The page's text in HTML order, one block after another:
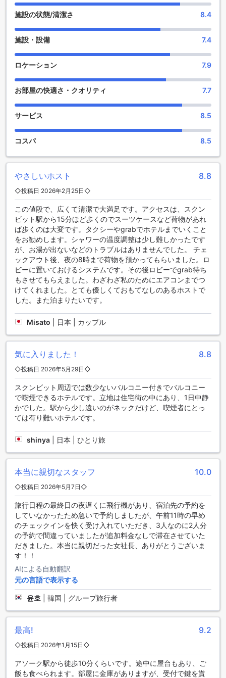
たしますので、旅行や観光に関する情報や予約の手配をお任
せください。公共エリアではWi-Fiが利用可能で、快適な滞在
が用意されています。全客室で無料のWi-Fiが利用でき、快適
なインターネット接続をお楽しみいただけます。チェックイ
ンやチェックアウトもスムーズに行えるエクスプレスチェッ
クイン/チェックアウトサービスがあります。荷物の保管も可
のハウスキーピングサービスが提供されているため、清潔で
快適な環境でお過ごしいただけます。
快適な滞在を提供するBB ブティック マンションの客室設備
BB ブティック マンションは、快適な滞在をお約束する豪華な
客室設備を提供しています。全客室にはエアコンが完備され
す。ミニバーも完備されており、お好みの飲み物やスナック
を手軽に楽しむことができます。また、バルコニーまたはテ
ックスすることができます。さらに、衛星/ケーブルテレビも
備えられており、様々なチャンネルを楽しむことができま
す。冷蔵庫も完備されているので、飲み物や食材を新鮮な状
態で保管することができます。
BB ブティック マンションのダイニング施設
BB ブティック マンションは、快適な滞在をお約束するダイニ
ング施設を提供しています。朝食は毎日提供され、フレッシ
ュな食材を使用した美味しい料理を楽しむことができます。
バラエティ豊かなメニューには、ヘルシーオプションからボ
リュームたっぷりの料理まで、様々な選択肢があります。ま
た、ランチやディナーにも利用できるレストランもあり、地
元の料理や国際料理を堪能することができます。BB ブティッ
ク マンションのダイニング施設では、快適な滞在と美味しい
快適なお部屋の選択肢が豊富なBB ブティック マンション
BB ブティック マンションは、快適な滞在をお求めの方々に最
適なお部屋を提供しています。デラックスダブル（禁煙）
は、広々とした30平方メートルのスペースにダブルベッドが1
台備わっており、ゆったりとしたくつろぎの時間を過ごせま
広さで、家族連れに最適なお部屋です。スタンダードダブル
ベッド（禁煙）は25平方メートルのスペースにダブルベッド
が1台備わっており、快適な滞在をお約束します。Agodaでの
予約は、最適な価格と簡単で手間のかからない体験を提供す
るため、利用者の方々にとって大変便利です。
バンコクのスクンビットエリアで快適な滞在を楽しむ
BB ブティック マンションは、バンコクの中心部に位置し、ス
クンビットエリアの魅力的な環境を提供しています。スクン
ビットは、バンコクで最も人気のあるエリアの一つであり、
その魅力は多岐にわたります。このエリアには、高級ブティ
ック、レストラン、ナイトライフ、そしてショッピングモー
ルが数多くあります。BB ブティック マンションからは、徒歩
圏内でこれらの魅力的なスポットにアクセスすることができ
ます。
BB ブティック マンション周辺には、美しい公園や庭園が点在
しており、散歩やジョギングを楽しむことができます。ま
た、近くには有名なスクンビット通りがあり、そのエネルギ
ッシュな雰囲気と多様なレストランやバーが魅力です。さら
も便利であり、バンコクの他の人気エリアへの移動も簡単で
す。バンコクで快適な滞在をお求めの方には、BB ブティック
マンションが最適な選択肢です。
施設の状態/清潔さ 8.4
施設・設備 7.4
ロケーション 7.9
お部屋の快適さ・クオリティ 7.7
サービス 8.5
コスパ 8.5
やさしいホスト 8.8
◇投稿日 2026年2月25日◇
この値段で、広くて清潔で大満足です。アクセスは、スクン
ビット駅から15分ほど歩くのでスーツケースなど荷物があれ
ば歩くのは大変です。タクシーやgrabでホテルまでいくこと
をお勧めします。シャワーの温度調整は少し難しかったです
が、お湯が出ないなどのトラブルはありませんでした。 チェ
ックアウト後、夜の8時まで荷物を預かってもらいました。ロ
ビーに置いておけるシステムです。その後ロビーでgrab待ち
もさせてもらえました。わざわざ私のためにエアコンまでつ
けてくれました。とても優しくておもてなしのあるホストで
した。また泊まりたいです。
Misato 日本 | カップル
気に入りました！ 8.8
◇投稿日 2026年5月29日◇
スクンビット周辺では数少ないバルコニー付きでバルコニー
で喫煙できるホテルです。立地は住宅街の中にあり、1日中静
かでした。駅から少し遠いのがネックだけど、喫煙者にとっ
ては有り難いホテルです。
shinya 日本 | ひとり旅
本当に親切なスタッフ 10.0
◇投稿日 2026年5月7日◇
旅行日程の最終日の夜遅くに飛行機があり、宿泊先の予約を
していなかったため急いで予約しましたが、午前11時の早め
のチェックインを快く受け入れていただき、3人なのに2人分
の予約で間違っていましたが追加料金なしで滞在させていた
だきました。本当に親切だった女社長、ありがとうございま
す！！
AIによる自動翻訳
元の言語で表示する
윤호 韓国 | グループ旅行者
最高! 9.2
◇投稿日 2026年1月15日◇
アソーク駅から徒歩10分くらいです。途中に屋台もあり、ご
飯も食べられます。部屋に金庫がありますが、受付で鍵を貰